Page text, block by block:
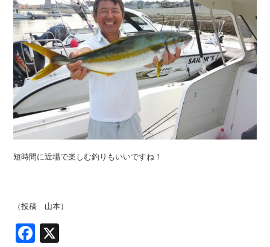
短時間に近場で楽しむ釣りもいいですね！
（投稿 山本）
Facebook